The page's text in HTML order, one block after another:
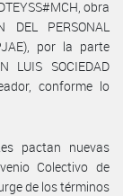
obra
PERSONAL
por la parte
LUIS SOCIEDAD
conforme lo
pactan nuevas
Colectivo de
de los términos